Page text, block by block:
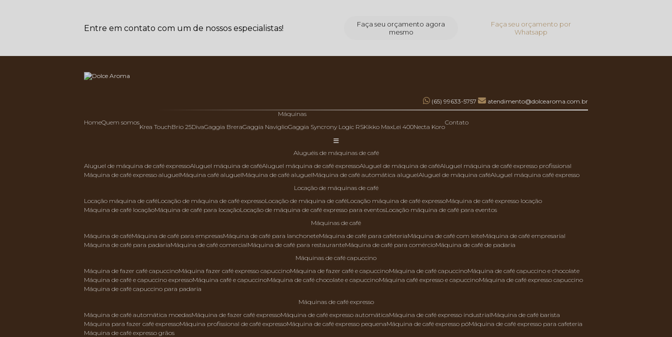
Entre em contato com um de nossos especialistas!
Faça seu orçamento agora
mesmo
Faça seu orçamento por
Whatsapp
(65) 99633-5757 atendimento@dolcearoma.com.br
Home Quem somos
Máquinas
Krea Touch
Brio 25 Diva Gaggia Brera Gaggia Naviglio Gaggia Syncrony Logic RS Kikko Max Lei 400 Necta Koro
Contato
aluguéis de máquinas de café
aluguel de máquina de café expresso aluguel máquina de café aluguel máquina de café expresso aluguel de máquina de café aluguel máquina de café expresso profissional
máquina de café expresso aluguel
máquina café aluguel máquina de café aluguel máquina de café automática aluguel aluguel de máquina café aluguel máquina café expresso
locação de máquinas de café
locação máquina de café locação de máquina de café expresso locação de máquina de café locação máquina de café expresso
máquina de café expresso locação
máquina de café locação
máquina de café para locação locação de máquina de café expresso para eventos locação máquina de café para eventos
máquinas de café
máquina de café
máquina de café para empresas máquina de café para lanchonete máquina de café para cafeteria máquina de café com leite
máquina de café empresarial
máquina de café para padaria
máquina de café comercial máquina de café para restaurante máquina de café para comércio
máquina de café de padaria
máquinas de café capuccino
máquina de fazer café capuccino
máquina fazer café expresso capuccino máquina de fazer café e capuccino máquina de café capuccino
máquina de café capuccino e chocolate
máquina de café e capuccino expresso
máquina café e capuccino máquina de café chocolate e capuccino máquina café expresso e capuccino
máquina de café expresso capuccino
máquina de café capuccino para padaria
máquinas de café expresso
máquina de café automática moedas
máquina de fazer café expresso máquina de café expresso automática máquina de café expresso industrial
máquina de café barista
máquina para fazer café expresso
máquina profissional de café expresso máquina de café expresso pequena máquina de café expresso pó
máquina de café expresso para cafeteria
máquina de café expresso grãos